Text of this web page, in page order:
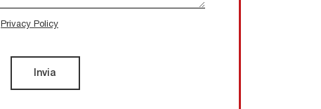
Privacy Policy
Invia